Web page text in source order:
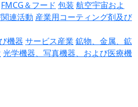
FMCG＆フード 包装 航空宇宙およ
連活動 産業用コーティング剤及び
機器 サービス産業 鉱物、金属、鉱
光学機器、写真機器、および医療機